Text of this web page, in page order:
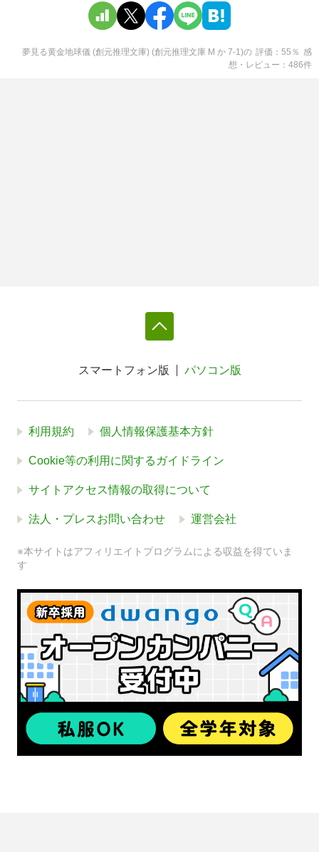
夢見る黄金地球儀 (創元推理文庫) (創元推理文庫 M か 7-1)の 評価 55 ％ 感
想・レビュー
486件
スマートフォン版 パソコン版
利用規約 個人情報保護基本方針
Cookie等の利用に関するガイドライン
サイトアクセス情報の取得について
法人・プレスお問い合わせ 運営会社
※本サイトはアフィリエイトプログラムによる収益を得ていま
す